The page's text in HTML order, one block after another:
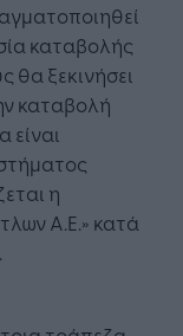
καταβολής
θα ξεκινήσει
καταβολή
είναι
η
Α.Ε.» κατά